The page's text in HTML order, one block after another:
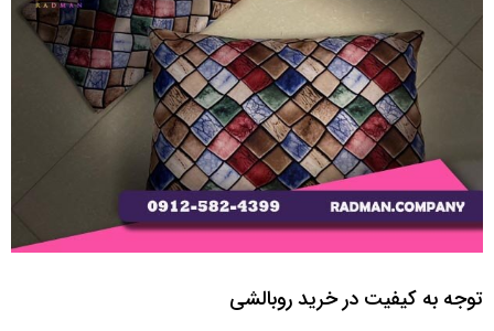
توجه به کیفیت در خرید روبالشی